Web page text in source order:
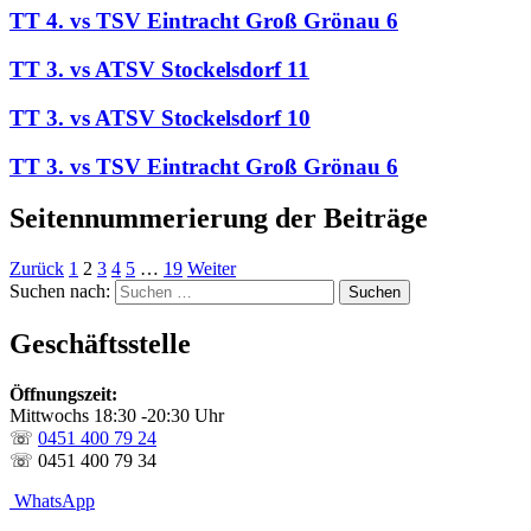
TT 4. vs TSV Eintracht Groß Grönau 6
TT 3. vs ATSV Stockelsdorf 11
TT 3. vs ATSV Stockelsdorf 10
TT 3. vs TSV Eintracht Groß Grönau 6
Seitennummerierung der Beiträge
Zurück 1 2 3 4 5 … 19 Weiter
Suchen nach:
Geschäftsstelle
Öffnungszeit:
Mittwochs 18:30 -20:30 Uhr
☏ 0451 400 79 24
☏ 0451 400 79 34
WhatsApp